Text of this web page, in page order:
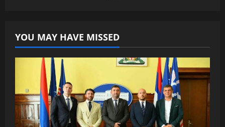
YOU MAY HAVE MISSED